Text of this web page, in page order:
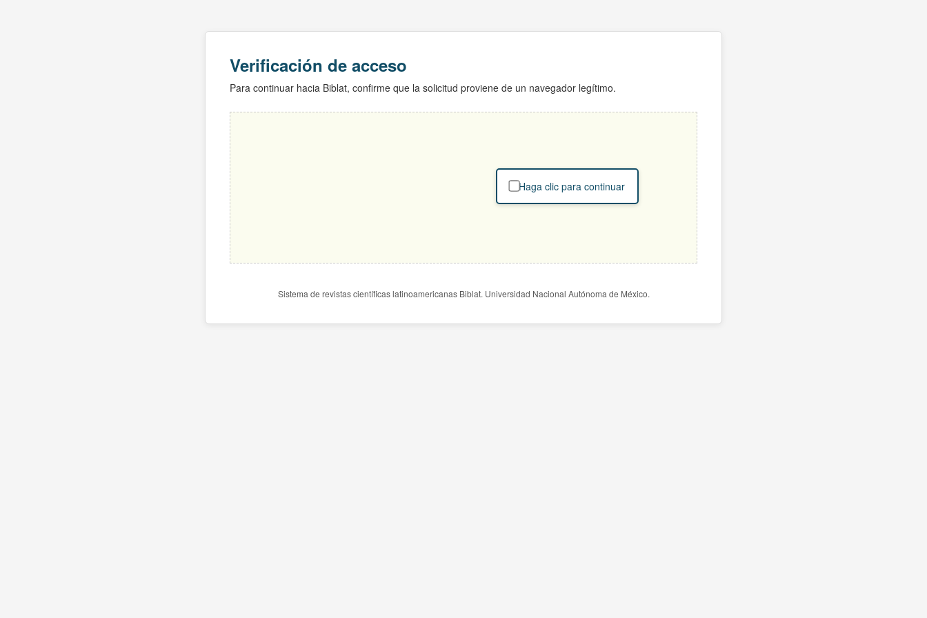
Verificación de acceso
Para continuar hacia Biblat, confirme que la solicitud proviene de un navegador legítimo.
Haga clic para continuar
Sistema de revistas científicas latinoamericanas Biblat. Universidad Nacional Autónoma de México.